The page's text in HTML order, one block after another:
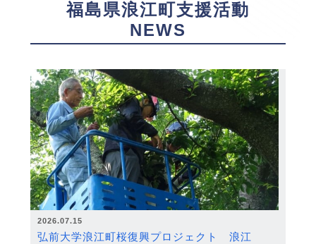
福島県浪江町支援活動
NEWS
2026.07.15
弘前大学浪江町桜復興プロジェクト 浪江